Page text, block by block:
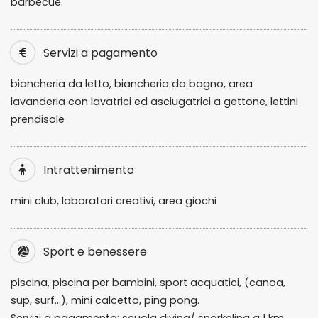
Servizi a pagamento
biancheria da letto, biancheria da bagno, area
lavanderia con lavatrici ed asciugatrici a gettone, lettini
prendisole
Intrattenimento
mini club, laboratori creativi, area giochi
Sport e benessere
piscina, piscina per bambini, sport acquatici, (canoa,
sup, surf…), mini calcetto, ping pong.